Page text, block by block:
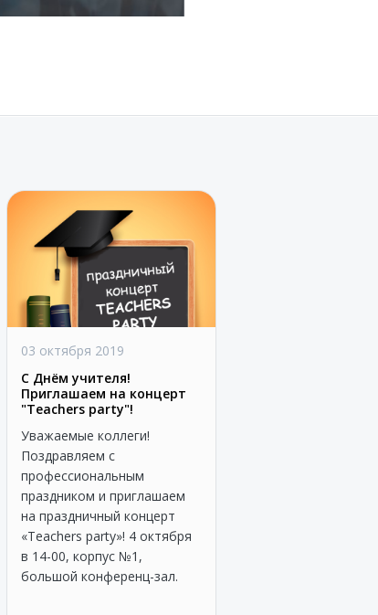
03 октября 2019
С Днём учителя!
Приглашаем на концерт
"Teachers party"!
Уважаемые коллеги!
Поздравляем с
профессиональным
праздником и приглашаем
на праздничный концерт
«Teachers party»! 4 октября
в 14-00, корпус №1,
большой конференц-зал.